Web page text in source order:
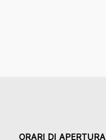
ORARI DI APERTURA